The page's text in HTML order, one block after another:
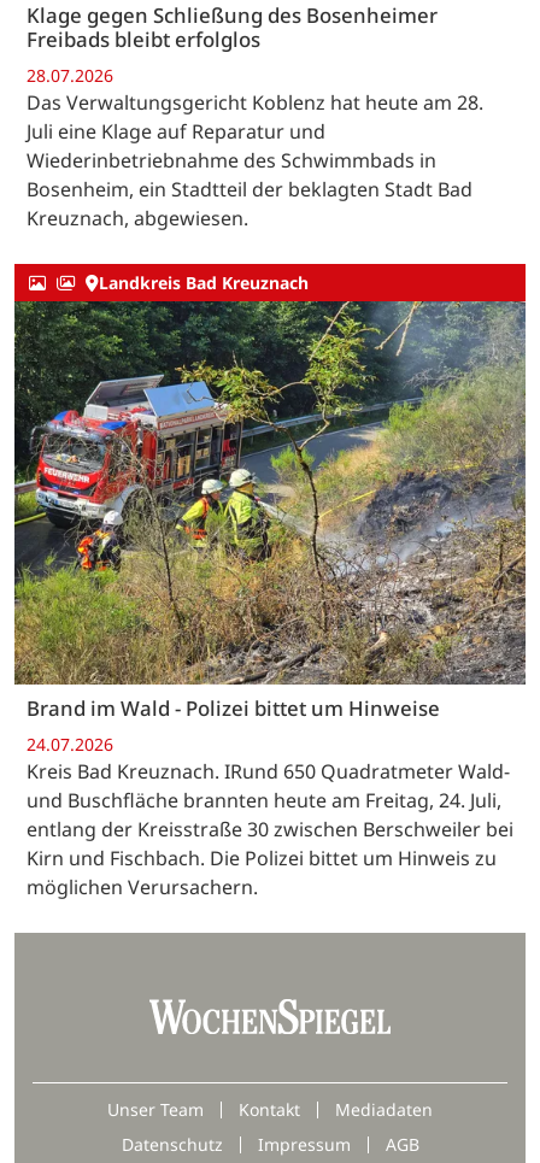
Klage gegen Schließung des Bosenheimer
Freibads bleibt erfolglos
28.07.2026
Das Verwaltungsgericht Koblenz hat heute am 28.
Juli eine Klage auf Reparatur und
Wiederinbetriebnahme des Schwimmbads in
Bosenheim, ein Stadtteil der beklagten Stadt Bad
Kreuznach, abgewiesen.
Landkreis Bad Kreuznach
Brand im Wald - Polizei bittet um Hinweise
24.07.2026
Kreis Bad Kreuznach. IRund 650 Quadratmeter Wald-
und Buschfläche brannten heute am Freitag, 24. Juli,
entlang der Kreisstraße 30 zwischen Berschweiler bei
Kirn und Fischbach. Die Polizei bittet um Hinweis zu
möglichen Verursachern.
Unser Team Kontakt
Mediadaten
Datenschutz
Impressum AGB